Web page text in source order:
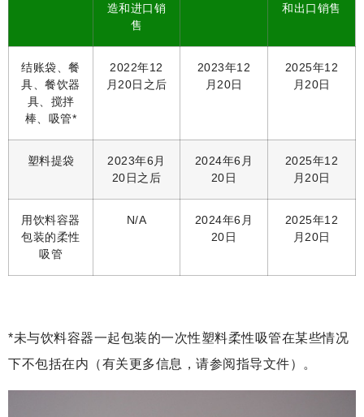
造和进口销
售
和出口销售
结账袋、餐
具、餐饮器
具、搅拌
棒、吸管*
2022年12
月20日之后
2023年12
月20日
2025年12
月20日
塑料提袋
2023年6月
20日之后
2024年6月
20日
2025年12
月20日
用饮料容器
包装的柔性
吸管
N/A
2024年6月
20日
2025年12
月20日
*未与饮料容器一起包装的一次性塑料柔性吸管在某些情况
下不包括在内（有关更多信息，请参阅指导文件）。